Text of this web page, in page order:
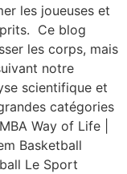
les joueuses et
Ce blog
les corps, mais
notre
scientifique et
catégories
Way of Life |
Basketball
Le Sport